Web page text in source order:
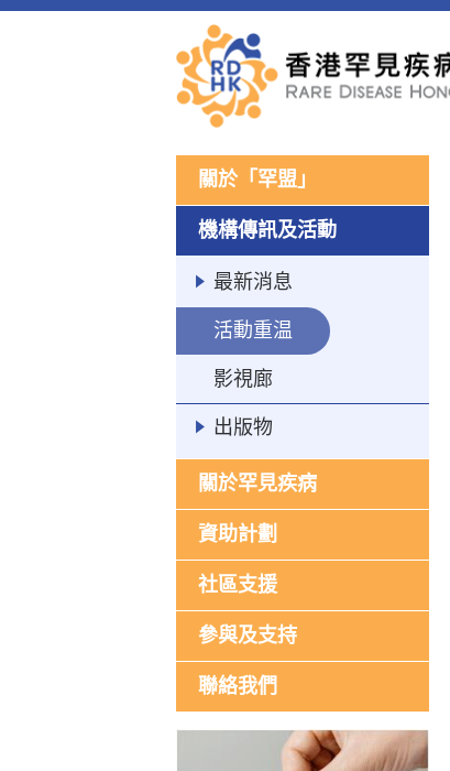
關於「罕盟」
機構傳訊及活動
最新消息
活動重温
影視廊
出版物
關於罕見疾病
資助計劃
社區支援
參與及支持
聯絡我們